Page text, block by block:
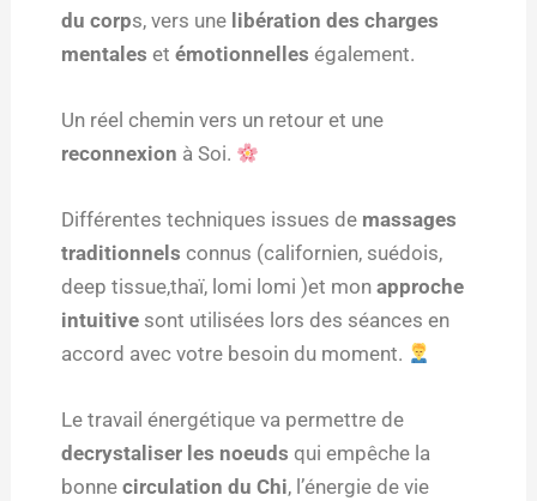
du corps, vers une libération des charges
mentales etémotionnelles également.
Un réel chemin vers un retour et une
reconnexion à Soi.
Différentes techniques issues de massages
traditionnels connus (californien, suédois,
deep tissue,thaï, lomi lomi )et monapproche
intuitive sont utilisées lors des séances en
accord avec votre besoin du moment.
Le travail énergétique va permettre de
decrystaliser les noeuds qui empêche la
bonnecirculation du Chi, l’énergie de vie